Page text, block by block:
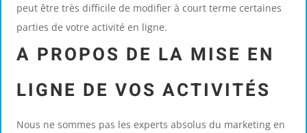
peut être très difficile de modifier à court terme certaines
parties de votre activité en ligne.
A PROPOS DE LA MISE EN
LIGNE DE VOS ACTIVITÉS
Nous ne sommes pas les experts absolus du marketing en